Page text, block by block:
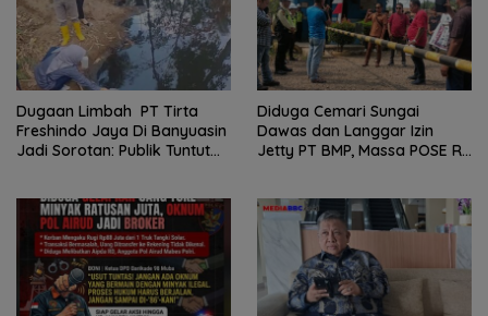
Dugaan Limbah PT Tirta
Freshindo Jaya Di Banyuasin
Jadi Sorotan: Publik Tuntut
Diduga Cemari Sungai
Dawas dan Langgar Izin
Jetty PT BMP, Massa POSE RI
Tuntas